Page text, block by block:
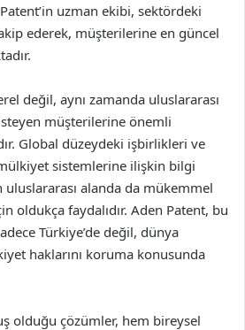
uzman ekibi, sektördeki
ederek, müşterilerine en güncel
değil, aynı zamanda uluslararası
müşterilerine önemli
Global düzeydeki işbirlikleri ve
sistemlerine ilişkin bilgi
alanda da mükemmel
oldukça faydalıdır. Aden Patent, bu
Türkiye’de değil, dünya
haklarını koruma konusunda
olduğu çözümler, hem bireysel